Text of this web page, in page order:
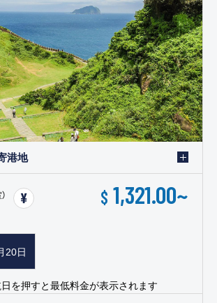
港地
$ 1,321.00~
20日
を押すと最低料金が表示されます